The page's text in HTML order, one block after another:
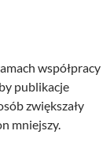
współpracy
publikacje
zwiększały
mniejszy.